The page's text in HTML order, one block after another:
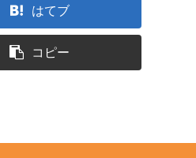
はてブ
コピー